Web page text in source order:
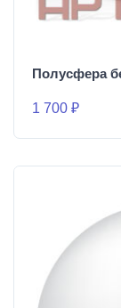
Полусфера
1 700 ₽